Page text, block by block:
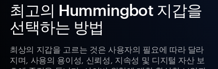
최고의 Hummingbot 지갑을
선택하는 방법
최상의 지갑을 고르는 것은 사용자의 필요에 따라 달라
지며, 사용의 용이성, 신뢰성, 지속성 및 디지털 자산 보